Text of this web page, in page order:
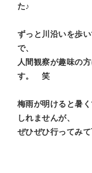
た♪
ずっと川沿いを歩
で、
人間観察が趣味の
す。 笑
梅雨が明けると暑
しれませんが、
ぜひぜひ行ってみ